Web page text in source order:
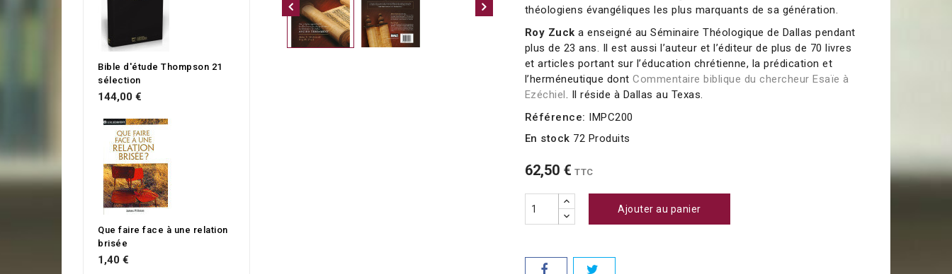
théologiens évangéliques les plus marquants de sa génération.
Roy Zuck a enseigné au Séminaire Théologique de Dallas pendant
plus de 23 ans. Il est aussi l’auteur et l’éditeur de plus de 70 livres
et articles portant sur l’éducation chrétienne, la prédication et
l’herméneutique dontCommentaire biblique du chercheur Esaïe à
Ezéchiel. Il réside à Dallas au Texas.
Référence: IMPC200
En stock 72 Produits
62,50 € TTC
Ajouter au panier
Bible d'étude Thompson 21
sélection
144,00 €
Que faire face à une relation
brisée
1,40 €